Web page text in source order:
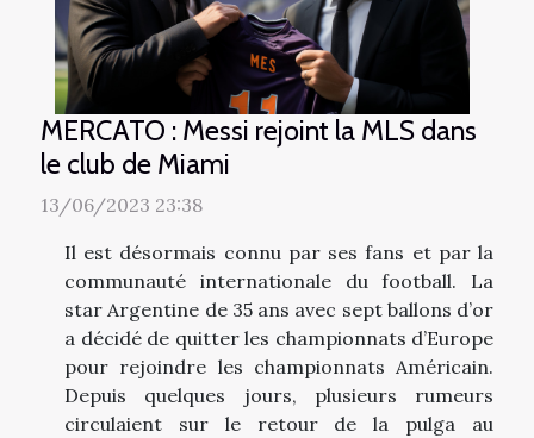
MERCATO : Messi rejoint la MLS dans
le club de Miami
13/06/2023 23:38
Il est désormais connu par ses fans et par la
communauté internationale du football. La
star Argentine de 35 ans avec sept ballons d’or
a décidé de quitter les championnats d’Europe
pour rejoindre les championnats Américain.
Depuis quelques jours, plusieurs rumeurs
circulaient sur le retour de la pulga au